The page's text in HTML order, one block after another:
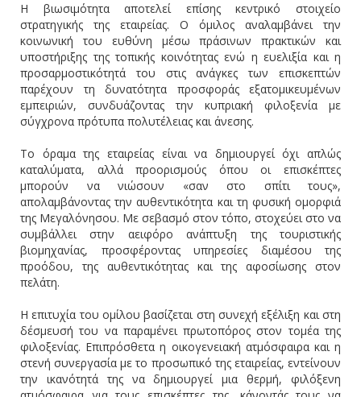
Η βιωσιμότητα αποτελεί επίσης κεντρικό στοιχείο
στρατηγικής της εταιρείας. Ο όμιλος αναλαμβάνει την
κοινωνική του ευθύνη μέσω πράσινων πρακτικών και
υποστήριξης της τοπικής κοινότητας ενώ η ευελιξία και η
προσαρμοστικότητά του στις ανάγκες των επισκεπτών
παρέχουν τη δυνατότητα προσφοράς εξατομικευμένων
εμπειριών, συνδυάζοντας την κυπριακή φιλοξενία με
σύγχρονα πρότυπα πολυτέλειας και άνεσης.
Το όραμα της εταιρείας είναι να δημιουργεί όχι απλώς
καταλύματα, αλλά προορισμούς όπου οι επισκέπτες
μπορούν να νιώσουν «σαν στο σπίτι τους»,
απολαμβάνοντας την αυθεντικότητα και τη φυσική ομορφιά
της Μεγαλόνησου. Με σεβασμό στον τόπο, στοχεύει στο να
συμβάλλει στην αειφόρο ανάπτυξη της τουριστικής
βιομηχανίας, προσφέροντας υπηρεσίες διαμέσου της
προόδου, της αυθεντικότητας και της αφοσίωσης στον
πελάτη.
Η επιτυχία του ομίλου βασίζεται στη συνεχή εξέλιξη και στη
δέσμευσή του να παραμένει πρωτοπόρος στον τομέα της
φιλοξενίας. Επιπρόσθετα η οικογενειακή ατμόσφαιρα και η
στενή συνεργασία με το προσωπικό της εταιρείας, εντείνουν
την ικανότητά της να δημιουργεί μια θερμή, φιλόξενη